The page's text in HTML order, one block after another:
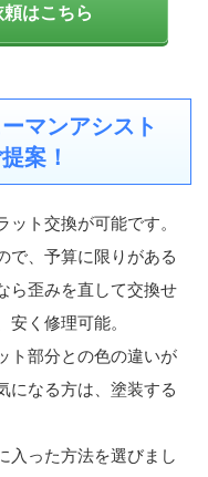
はこちら
マンアシスト
案！
ト交換が可能です。
で、予算に限りがある
ら歪みを直して交換せ
く修理可能。
ト部分との色の違いが
になる方は、塗装する
入った方法を選びまし